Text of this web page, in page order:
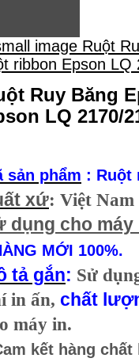
Ruy Băng
LQ 2170/
sản phẩm : Ruột
xứ: Việt Nam
dụng cho máy
MỚI 100%.
tả gắn: Sử
in ấn, chất
máy in.
kết hàng